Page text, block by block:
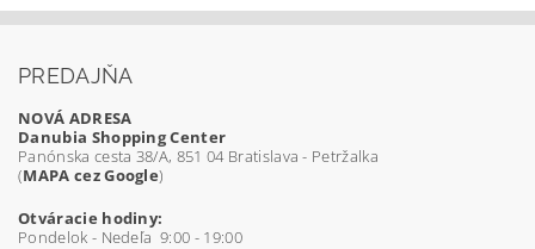
PREDAJŇA
NOVÁ ADRESA
Danubia Shopping Center
Panónska cesta 38/A, 851 04 Bratislava - Petržalka
(MAPA cez Google)
Otváracie hodiny:
Pondelok - Nedeľa 9:00 - 19:00